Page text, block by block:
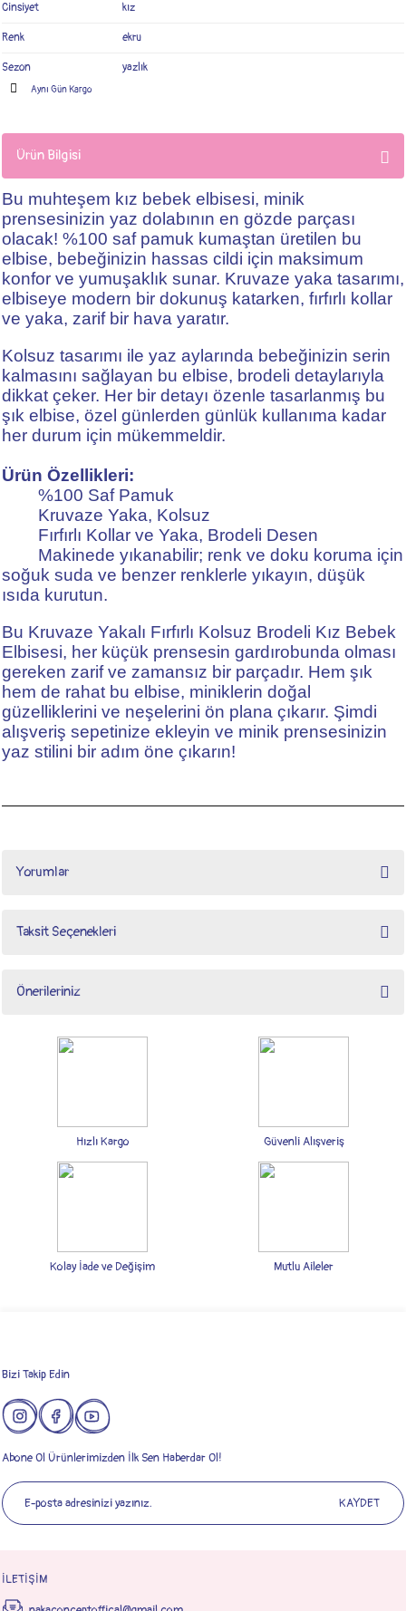
Cinsiyet kız
Renk ekru
Sezon yazlık
Aynı Gün Kargo
Ürün Bilgisi
Bu muhteşem kız bebek elbisesi, minik
prensesinizin yaz dolabının en gözde parçası
olacak! %100 saf pamuk kumaştan üretilen bu
elbise, bebeğinizin hassas cildi için maksimum
konfor ve yumuşaklık sunar. Kruvaze yaka tasarımı,
elbiseye modern bir dokunuş katarken, fırfırlı kollar
ve yaka, zarif bir hava yaratır.
Kolsuz tasarımı ile yaz aylarında bebeğinizin serin
kalmasını sağlayan bu elbise, brodeli detaylarıyla
dikkat çeker. Her bir detayı özenle tasarlanmış bu
şık elbise, özel günlerden günlük kullanıma kadar
her durum için mükemmeldir.
Ürün Özellikleri:
%100 Saf Pamuk
Kruvaze Yaka, Kolsuz
Fırfırlı Kollar ve Yaka, Brodeli Desen
Makinede yıkanabilir; renk ve doku koruma için
soğuk suda ve benzer renklerle yıkayın, düşük
ısıda kurutun.
Bu Kruvaze Yakalı Fırfırlı Kolsuz Brodeli Kız Bebek
Elbisesi, her küçük prensesin gardırobunda olması
gereken zarif ve zamansız bir parçadır. Hem şık
hem de rahat bu elbise, miniklerin doğal
güzelliklerini ve neşelerini ön plana çıkarır. Şimdi
alışveriş sepetinize ekleyin ve minik prensesinizin
yaz stilini bir adım öne çıkarın!
Yorumlar
Taksit Seçenekleri
Önerileriniz
Bu ürünün fiyat bilgisi, resim, ürün açıklamalarında ve diğer konularda yetersiz
gördüğünüz noktaları öneri formunu kullanarak tarafımıza iletebilirsiniz.
Ürün açıklamasında eksik bilgiler bulunuyor.
Ürün bilgilerinde hatalar bulunuyor.
Hızlı Kargo Güvenli Alışveriş
Kolay İade ve Değişim Mutlu Aileler
Bizi Takip Edin
Abone Ol Ürünlerimizden İlk Sen Haberdar Ol!
KAYDET
İLETİŞİM